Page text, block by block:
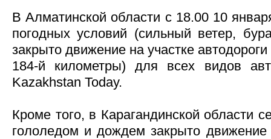
В Алматинской области с 18.00 10
погодных условий (сильный ветер,
закрыто движение на участке
184-й километры) для всех видов
Kazakhstan Today.
Кроме того, в Карагандинской области
гололедом и дождем закрыто